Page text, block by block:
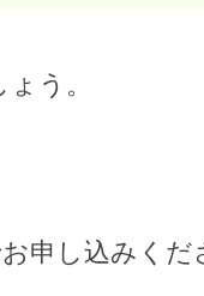
う。
申し込みくだ